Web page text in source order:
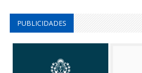
PUBLICIDADES